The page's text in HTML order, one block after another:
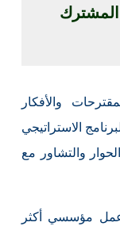
والأفكار
الاستراتيجي
والتشاور مع
عمل مؤسسي أكثر